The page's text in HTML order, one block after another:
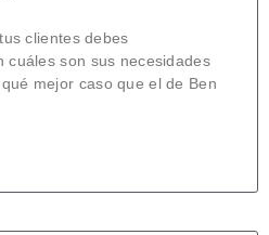
clientes debes
cuáles son sus necesidades
mejor caso que el de Ben